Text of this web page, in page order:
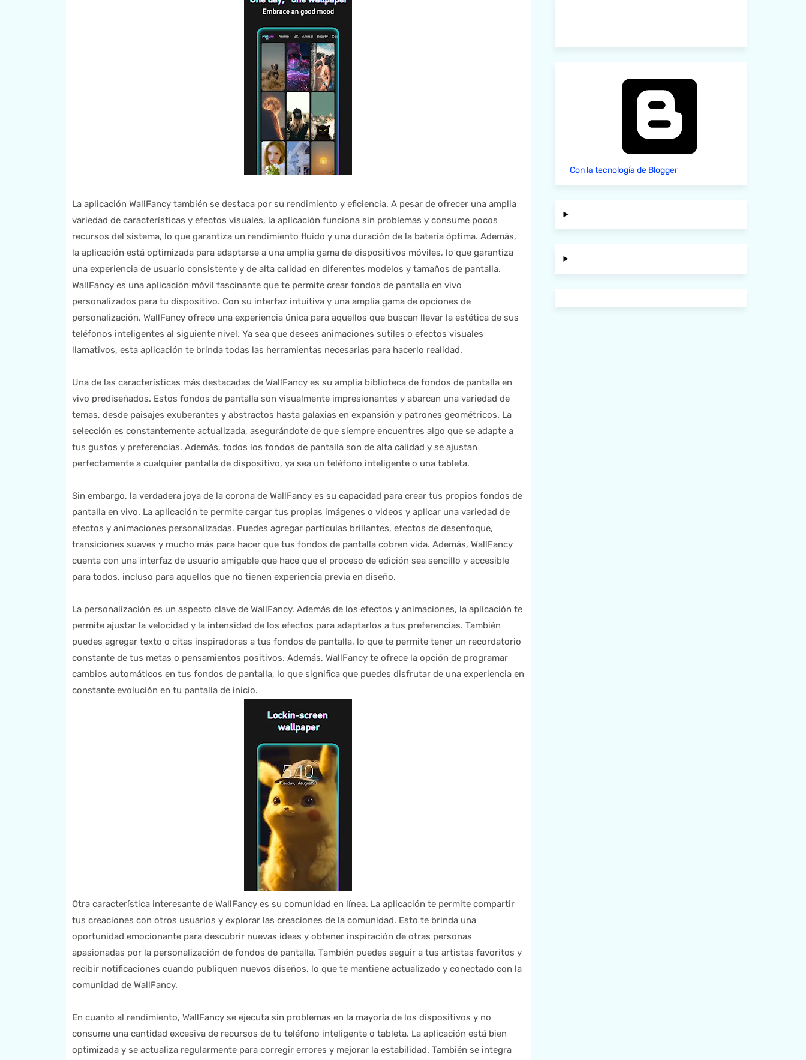
La aplicación WallFancy también se destaca por su rendimiento y eficiencia. A pesar de ofrecer una amplia
variedad de características y efectos visuales, la aplicación funciona sin problemas y consume pocos
recursos del sistema, lo que garantiza un rendimiento fluido y una duración de la batería óptima. Además,
la aplicación está optimizada para adaptarse a una amplia gama de dispositivos móviles, lo que garantiza
una experiencia de usuario consistente y de alta calidad en diferentes modelos y tamaños de pantalla.
WallFancy es una aplicación móvil fascinante que te permite crear fondos de pantalla en vivo
personalizados para tu dispositivo. Con su interfaz intuitiva y una amplia gama de opciones de
personalización, WallFancy ofrece una experiencia única para aquellos que buscan llevar la estética de sus
teléfonos inteligentes al siguiente nivel. Ya sea que desees animaciones sutiles o efectos visuales
llamativos, esta aplicación te brinda todas las herramientas necesarias para hacerlo realidad.
Una de las características más destacadas de WallFancy es su amplia biblioteca de fondos de pantalla en
vivo prediseñados. Estos fondos de pantalla son visualmente impresionantes y abarcan una variedad de
temas, desde paisajes exuberantes y abstractos hasta galaxias en expansión y patrones geométricos. La
selección es constantemente actualizada, asegurándote de que siempre encuentres algo que se adapte a
tus gustos y preferencias. Además, todos los fondos de pantalla son de alta calidad y se ajustan
perfectamente a cualquier pantalla de dispositivo, ya sea un teléfono inteligente o una tableta.
Sin embargo, la verdadera joya de la corona de WallFancy es su capacidad para crear tus propios fondos de
pantalla en vivo. La aplicación te permite cargar tus propias imágenes o videos y aplicar una variedad de
efectos y animaciones personalizadas. Puedes agregar partículas brillantes, efectos de desenfoque,
transiciones suaves y mucho más para hacer que tus fondos de pantalla cobren vida. Además, WallFancy
cuenta con una interfaz de usuario amigable que hace que el proceso de edición sea sencillo y accesible
para todos, incluso para aquellos que no tienen experiencia previa en diseño.
La personalización es un aspecto clave de WallFancy. Además de los efectos y animaciones, la aplicación te
permite ajustar la velocidad y la intensidad de los efectos para adaptarlos a tus preferencias. También
puedes agregar texto o citas inspiradoras a tus fondos de pantalla, lo que te permite tener un recordatorio
constante de tus metas o pensamientos positivos. Además, WallFancy te ofrece la opción de programar
cambios automáticos en tus fondos de pantalla, lo que significa que puedes disfrutar de una experiencia en
constante evolución en tu pantalla de inicio.
Otra característica interesante de WallFancy es su comunidad en línea. La aplicación te permite compartir
tus creaciones con otros usuarios y explorar las creaciones de la comunidad. Esto te brinda una
oportunidad emocionante para descubrir nuevas ideas y obtener inspiración de otras personas
apasionadas por la personalización de fondos de pantalla. También puedes seguir a tus artistas favoritos y
recibir notificaciones cuando publiquen nuevos diseños, lo que te mantiene actualizado y conectado con la
comunidad de WallFancy.
En cuanto al rendimiento, WallFancy se ejecuta sin problemas en la mayoría de los dispositivos y no
consume una cantidad excesiva de recursos de tu teléfono inteligente o tableta. La aplicación está bien
optimizada y se actualiza regularmente para corregir errores y mejorar la estabilidad. También se integra
Con la tecnología de Blogger